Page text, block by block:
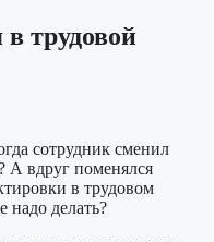
трудовой
сотрудник сменил
А вдруг поменялся
в трудовом
надо делать?